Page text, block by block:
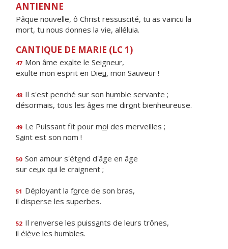
ANTIENNE
Pâque nouvelle, ô Christ ressuscité, tu as vaincu la
mort, tu nous donnes la vie, alléluia.
CANTIQUE DE MARIE (LC 1)
47 Mon âme exalte le Seigneur,
exulte mon esprit en Dieu, mon Sauveur !
48 Il s'est penché sur son humble servante ;
désormais, tous les âges me diront bienheureuse.
49 Le Puissant fit pour moi des merveilles ;
Saint est son nom !
50 Son amour s'étend d'âge en âge
sur ceux qui le craignent ;
51 Déployant la force de son bras,
il disperse les superbes.
52 Il renverse les puissants de leurs trônes,
il élève les humbles.